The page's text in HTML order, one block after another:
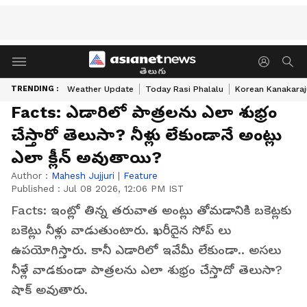
తెలుగు
TRENDING : Weather Update Today Rasi Phalalu Korean
Facts: ఎడారిలో పాత్రలను ఎలా శుభ్రం
చేస్తారో తెలుసా? నీళ్లు లేకుండానే అంట్లు
ఎలా క్లీన్ అవుతాయి?
Author : Mahesh Jujjuri | Feature
Published : Jul 08 2026, 12:06 PM IST
Facts: ఇంట్లో తిన్న తరువాత అంట్లు తోమడానికి బకెట్లకు
బకెట్లు నీళ్లు వాడుతుంటారు. ఖరీదైన సోప్ లు
ఉపయోగిస్తారు. కానీ ఎడారిలో ఇవేమీ లేకుండా.. అసలు
నీళ్లే వాడకుండా పాత్రలను ఎలా శుభ్రం చేస్తాదో తెలుసా?
షాక్ అవుతారు.